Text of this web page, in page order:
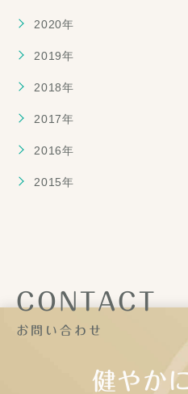
2020年
2019年
2018年
2017年
2016年
2015年
CONTACT
お問い合わせ
健やか